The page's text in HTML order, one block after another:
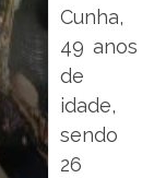
Cunha,
49 anos
de
idade,
sendo
26